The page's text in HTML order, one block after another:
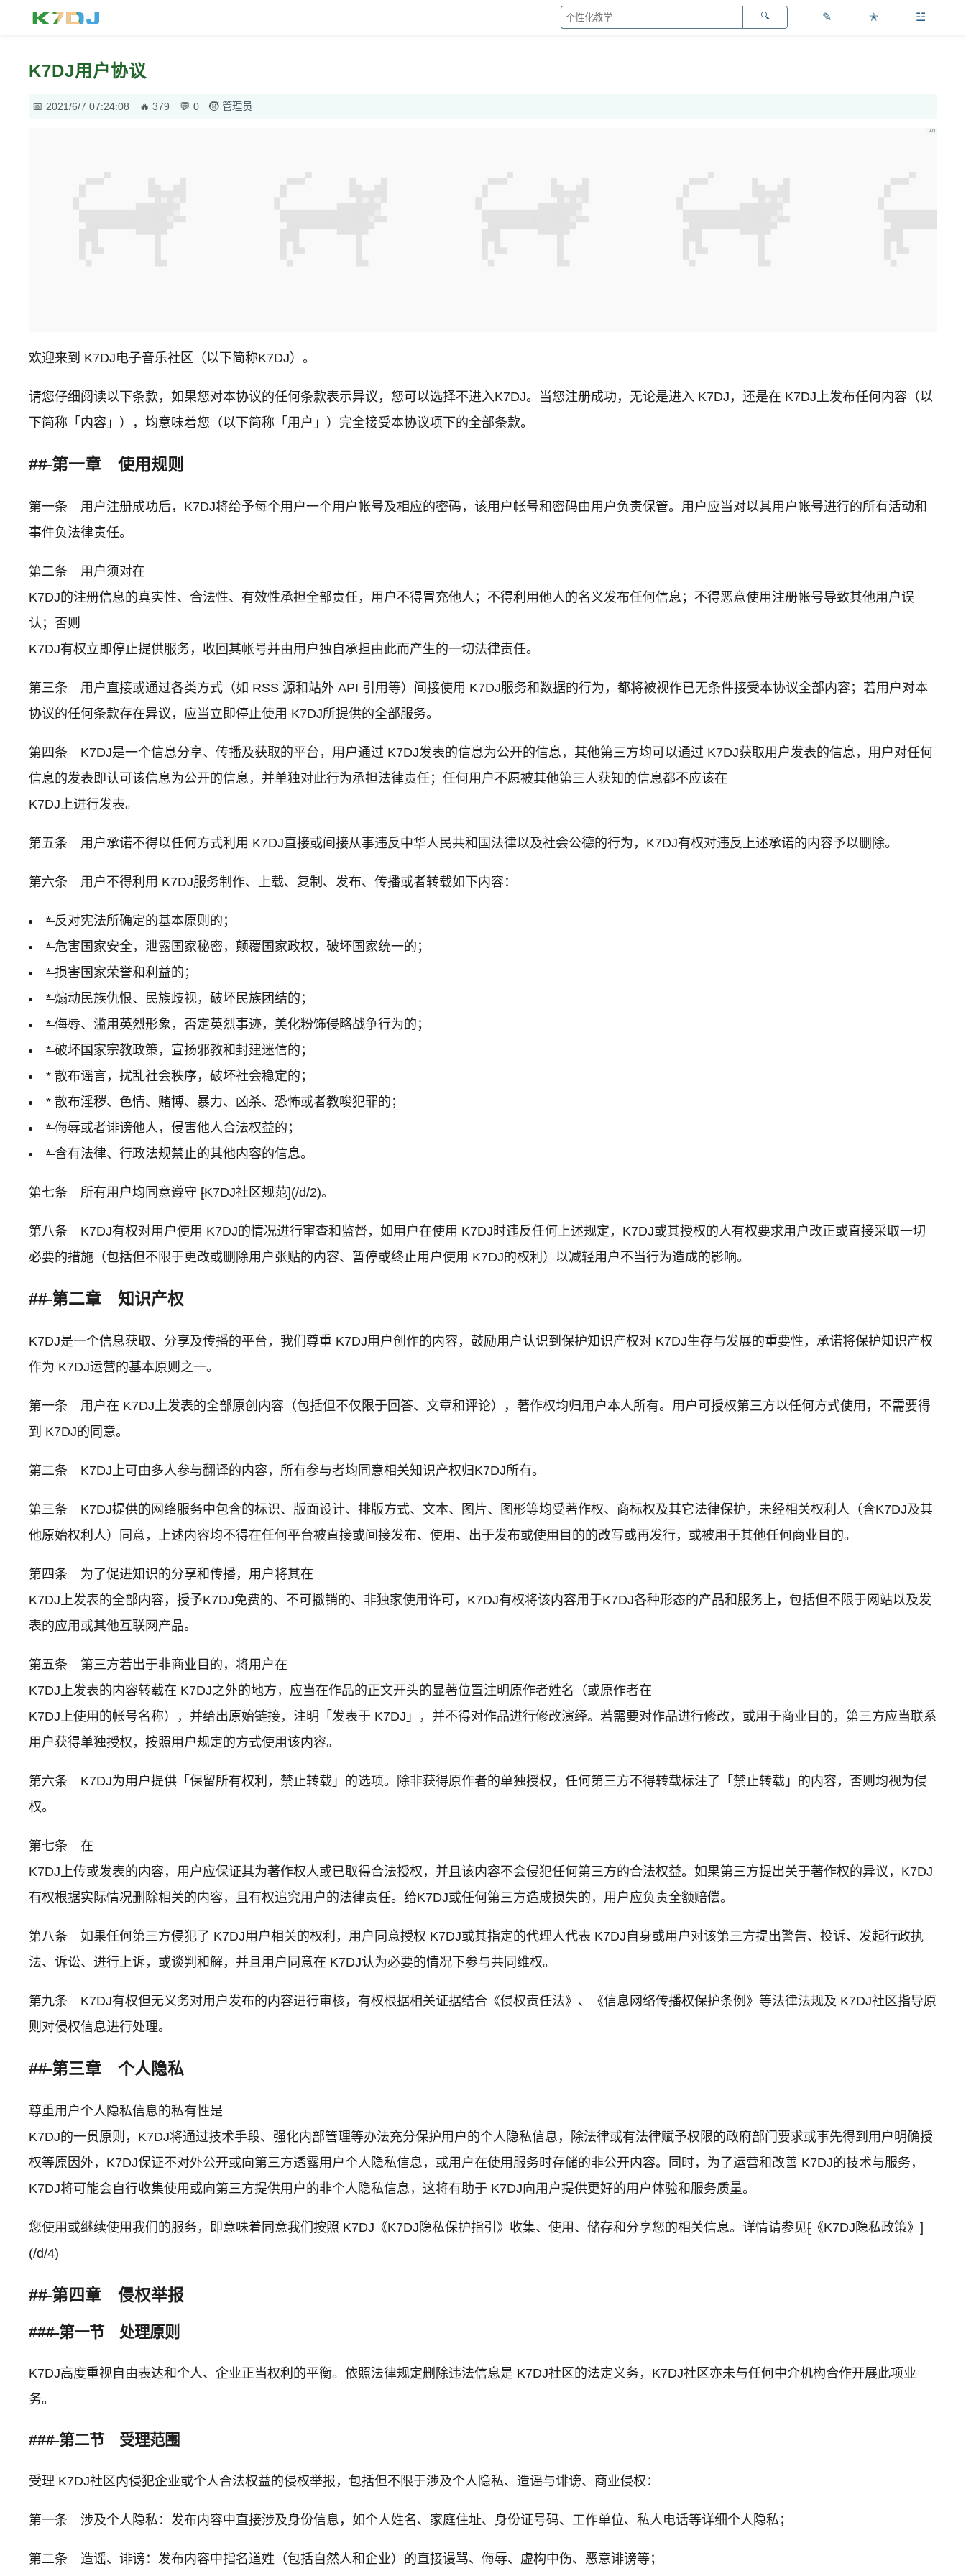
✎ ✭ ☳
K7DJ用户协议
2021/6/7 07:24:08 379 0 管理员
欢迎来到 K7DJ电子音乐社区（以下简称K7DJ）。
请您仔细阅读以下条款，如果您对本协议的任何条款表示异议，您可以选择不进入K7DJ。当您注册成功，无论是进入 K7DJ，还是在 K7DJ上发布任何内容（以
下简称「内容」），均意味着您（以下简称「用户」）完全接受本协议项下的全部条款。
##第一章 使用规则
第一条 用户注册成功后，K7DJ将给予每个用户一个用户帐号及相应的密码，该用户帐号和密码由用户负责保管。用户应当对以其用户帐号进行的所有活动和
事件负法律责任。
第二条 用户须对在
K7DJ的注册信息的真实性、合法性、有效性承担全部责任，用户不得冒充他人；不得利用他人的名义发布任何信息；不得恶意使用注册帐号导致其他用户误
认；否则
K7DJ有权立即停止提供服务，收回其帐号并由用户独自承担由此而产生的一切法律责任。
第三条 用户直接或通过各类方式（如 RSS 源和站外 API 引用等）间接使用 K7DJ服务和数据的行为，都将被视作已无条件接受本协议全部内容；若用户对本
协议的任何条款存在异议，应当立即停止使用 K7DJ所提供的全部服务。
第四条 K7DJ是一个信息分享、传播及获取的平台，用户通过 K7DJ发表的信息为公开的信息，其他第三方均可以通过 K7DJ获取用户发表的信息，用户对任何
信息的发表即认可该信息为公开的信息，并单独对此行为承担法律责任；任何用户不愿被其他第三人获知的信息都不应该在
K7DJ上进行发表。
第五条 用户承诺不得以任何方式利用 K7DJ直接或间接从事违反中华人民共和国法律以及社会公德的行为，K7DJ有权对违反上述承诺的内容予以删除。
第六条 用户不得利用 K7DJ服务制作、上载、复制、发布、传播或者转载如下内容：
*反对宪法所确定的基本原则的；
*危害国家安全，泄露国家秘密，颠覆国家政权，破坏国家统一的；
*损害国家荣誉和利益的；
*煽动民族仇恨、民族歧视，破坏民族团结的；
*侮辱、滥用英烈形象，否定英烈事迹，美化粉饰侵略战争行为的；
*破坏国家宗教政策，宣扬邪教和封建迷信的；
*散布谣言，扰乱社会秩序，破坏社会稳定的；
*散布淫秽、色情、赌博、暴力、凶杀、恐怖或者教唆犯罪的；
*侮辱或者诽谤他人，侵害他人合法权益的；
*含有法律、行政法规禁止的其他内容的信息。
第七条 所有用户均同意遵守[K7DJ社区规范](/d/2)。
第八条 K7DJ有权对用户使用 K7DJ的情况进行审查和监督，如用户在使用 K7DJ时违反任何上述规定，K7DJ或其授权的人有权要求用户改正或直接采取一切
必要的措施（包括但不限于更改或删除用户张贴的内容、暂停或终止用户使用 K7DJ的权利）以减轻用户不当行为造成的影响。
##第二章 知识产权
K7DJ是一个信息获取、分享及传播的平台，我们尊重 K7DJ用户创作的内容，鼓励用户认识到保护知识产权对 K7DJ生存与发展的重要性，承诺将保护知识产权
作为 K7DJ运营的基本原则之一。
第一条 用户在 K7DJ上发表的全部原创内容（包括但不仅限于回答、文章和评论），著作权均归用户本人所有。用户可授权第三方以任何方式使用，不需要得
到 K7DJ的同意。
第二条 K7DJ上可由多人参与翻译的内容，所有参与者均同意相关知识产权归K7DJ所有。
第三条 K7DJ提供的网络服务中包含的标识、版面设计、排版方式、文本、图片、图形等均受著作权、商标权及其它法律保护，未经相关权利人（含K7DJ及其
他原始权利人）同意，上述内容均不得在任何平台被直接或间接发布、使用、出于发布或使用目的的改写或再发行，或被用于其他任何商业目的。
第四条 为了促进知识的分享和传播，用户将其在
K7DJ上发表的全部内容，授予K7DJ免费的、不可撤销的、非独家使用许可，K7DJ有权将该内容用于K7DJ各种形态的产品和服务上，包括但不限于网站以及发
表的应用或其他互联网产品。
第五条 第三方若出于非商业目的，将用户在
K7DJ上发表的内容转载在 K7DJ之外的地方，应当在作品的正文开头的显著位置注明原作者姓名（或原作者在
K7DJ上使用的帐号名称），并给出原始链接，注明「发表于 K7DJ」，并不得对作品进行修改演绎。若需要对作品进行修改，或用于商业目的，第三方应当联系
用户获得单独授权，按照用户规定的方式使用该内容。
第六条 K7DJ为用户提供「保留所有权利，禁止转载」的选项。除非获得原作者的单独授权，任何第三方不得转载标注了「禁止转载」的内容，否则均视为侵
权。
第七条 在
K7DJ上传或发表的内容，用户应保证其为著作权人或已取得合法授权，并且该内容不会侵犯任何第三方的合法权益。如果第三方提出关于著作权的异议，K7DJ
有权根据实际情况删除相关的内容，且有权追究用户的法律责任。给K7DJ或任何第三方造成损失的，用户应负责全额赔偿。
第八条 如果任何第三方侵犯了 K7DJ用户相关的权利，用户同意授权 K7DJ或其指定的代理人代表 K7DJ自身或用户对该第三方提出警告、投诉、发起行政执
法、诉讼、进行上诉，或谈判和解，并且用户同意在 K7DJ认为必要的情况下参与共同维权。
第九条 K7DJ有权但无义务对用户发布的内容进行审核，有权根据相关证据结合《侵权责任法》、《信息网络传播权保护条例》等法律法规及 K7DJ社区指导原
则对侵权信息进行处理。
##第三章 个人隐私
尊重用户个人隐私信息的私有性是
K7DJ的一贯原则，K7DJ将通过技术手段、强化内部管理等办法充分保护用户的个人隐私信息，除法律或有法律赋予权限的政府部门要求或事先得到用户明确授
权等原因外，K7DJ保证不对外公开或向第三方透露用户个人隐私信息，或用户在使用服务时存储的非公开内容。同时，为了运营和改善 K7DJ的技术与服务，
K7DJ将可能会自行收集使用或向第三方提供用户的非个人隐私信息，这将有助于 K7DJ向用户提供更好的用户体验和服务质量。
您使用或继续使用我们的服务，即意味着同意我们按照 K7DJ《K7DJ隐私保护指引》收集、使用、储存和分享您的相关信息。详情请参见[《K7DJ隐私政策》]
(/d/4)
##第四章 侵权举报
###第一节 处理原则
K7DJ高度重视自由表达和个人、企业正当权利的平衡。依照法律规定删除违法信息是 K7DJ社区的法定义务，K7DJ社区亦未与任何中介机构合作开展此项业
务。
###第二节 受理范围
受理 K7DJ社区内侵犯企业或个人合法权益的侵权举报，包括但不限于涉及个人隐私、造谣与诽谤、商业侵权：
第一条 涉及个人隐私：发布内容中直接涉及身份信息，如个人姓名、家庭住址、身份证号码、工作单位、私人电话等详细个人隐私；
第二条 造谣、诽谤：发布内容中指名道姓（包括自然人和企业）的直接谩骂、侮辱、虚构中伤、恶意诽谤等；